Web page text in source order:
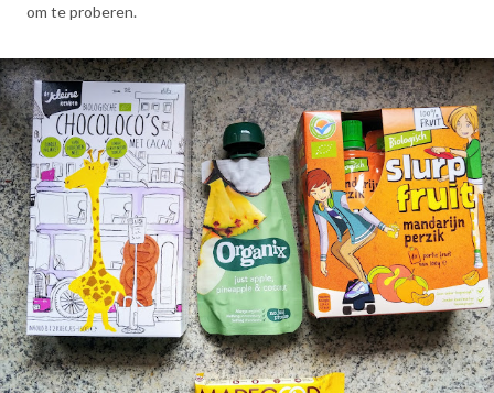
om te proberen.